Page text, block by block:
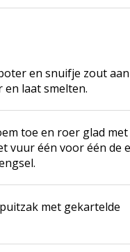
en snuifje zout
en laat smelten.
toe en roer glad
vuur één voor één de
met gekartelde